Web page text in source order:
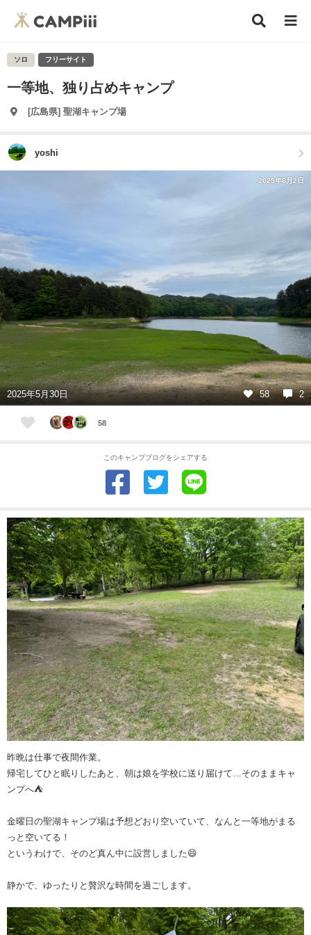
ソロ フリーサイト
一等地、独り占めキャンプ
[広島県] 聖湖キャンプ場
yoshi
2025年6月2日
2025年5月30日 58 2
58
このキャンプブログをシェアする
昨晩は仕事で夜間作業。
帰宅してひと眠りしたあと、朝は娘を学校に送り届けて…そのままキャ
ンプへ⛺
金曜日の聖湖キャンプ場は予想どおり空いていて、なんと一等地がまる
っと空いてる！
というわけで、そのど真ん中に設営しました😄
静かで、ゆったりと贅沢な時間を過ごします。